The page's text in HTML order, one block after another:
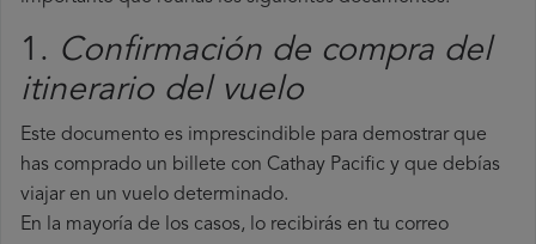
1. Confirmación de compra del
itinerario del vuelo
Este documento es imprescindible para demostrar que
has comprado un billete con Cathay Pacific y que debías
viajar en un vuelo determinado.
En la mayoría de los casos, lo recibirás en tu correo